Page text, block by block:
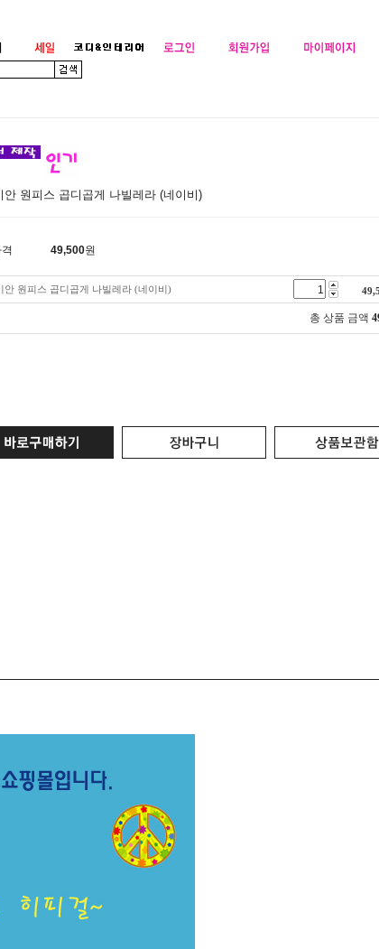
안 원피스 곱디곱게 나빌레라 (네이비)
49,500원
안 원피스 곱디곱게 나빌레라 (네이비)
총 상품 금액